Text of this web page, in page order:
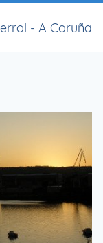
- A Coruña